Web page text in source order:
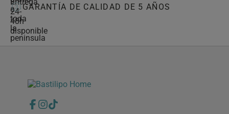
GARANTÍA DE CALIDAD DE 5 AÑOS